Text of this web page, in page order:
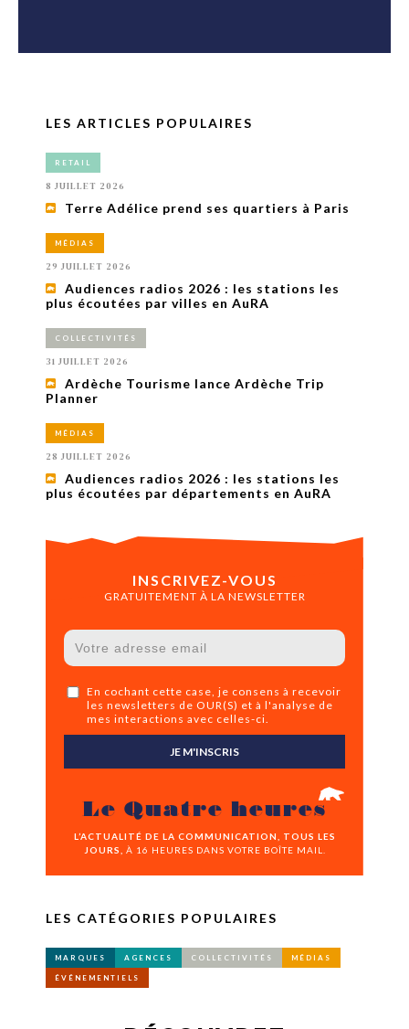
LES ARTICLES POPULAIRES
RETAIL
8 JUILLET 2026
Terre Adélice prend ses quartiers à Paris
MÉDIAS
29 JUILLET 2026
Audiences radios 2026 : les stations les
plus écoutées par villes en AuRA
COLLECTIVITÉS
31 JUILLET 2026
Ardèche Tourisme lance Ardèche Trip
Planner
MÉDIAS
28 JUILLET 2026
Audiences radios 2026 : les stations les
plus écoutées par départements en AuRA
INSCRIVEZ-VOUS
GRATUITEMENT À LA NEWSLETTER
En cochant cette case, je consens à recevoir
les newsletters de OUR(S) et à l'analyse de
mes interactions avec celles-ci.
JE M'INSCRIS
Le Quatre heures
L’ACTUALITÉ DE LA COMMUNICATION, TOUS LES
JOURS,
À 16 HEURES DANS VOTRE BOÎTE MAIL.
LES CATÉGORIES POPULAIRES
MARQUES AGENCES COLLECTIVITÉS MÉDIAS
ÉVÉNEMENTIELS